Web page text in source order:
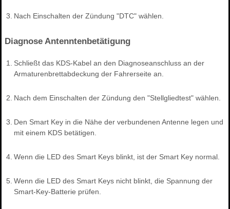
3. Nach Einschalten der Zündung "DTC" wählen.
Diagnose Antenntenbetätigung
1.
Schließt das KDS-Kabel an den Diagnoseanschluss an der
Armaturenbrettabdeckung der Fahrerseite an.
2. Nach dem Einschalten der Zündung den "Stellgliedtest" wählen.
3. Den Smart Key in die Nähe der verbundenen Antenne legen und
mit einem KDS betätigen.
4. Wenn die LED des Smart Keys blinkt, ist der Smart Key normal.
5. Wenn die LED des Smart Keys nicht blinkt, die Spannung der
Smart-Key-Batterie prüfen.